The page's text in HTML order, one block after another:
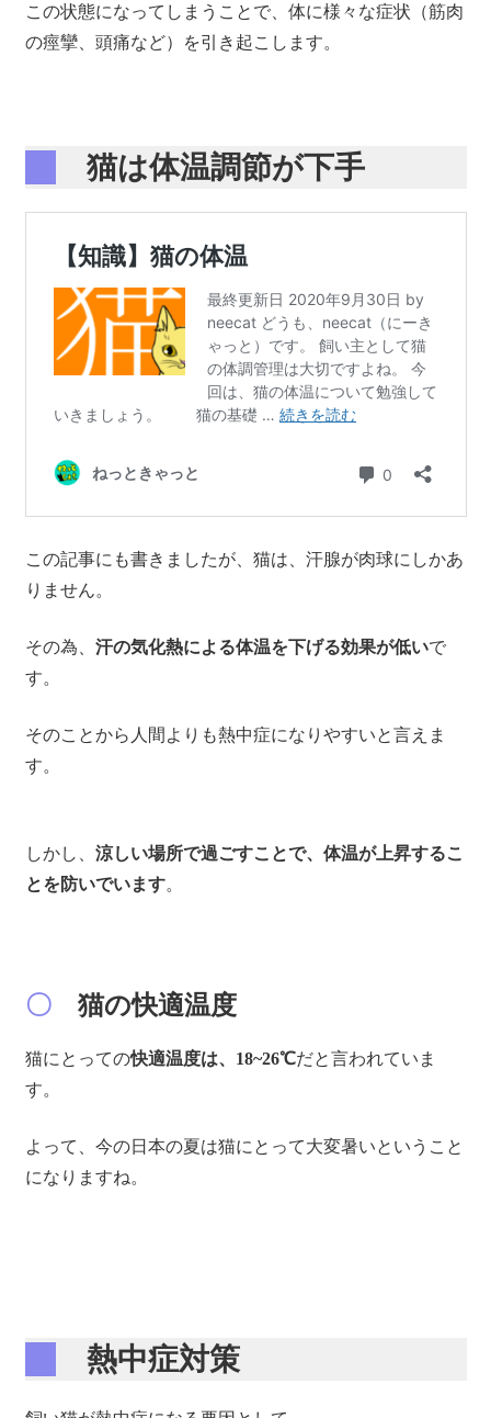
この状態になってしまうことで、体に様々な症状（筋肉
の痙攣、頭痛など）を引き起こします。
猫は体温調節が下手
この記事にも書きましたが、猫は、汗腺が肉球にしかあ
りません。
その為、 汗の気化熱による体温を下げる効果が低いで
す。
そのことから人間よりも熱中症になりやすいと言えま
す。
しかし、 涼しい場所で過ごすことで、体温が上昇するこ
とを防いでいます。
〇猫の快適温度
猫にとっての快適温度は、18~26℃だと言われていま
す。
よって、今の日本の夏は猫にとって大変暑いということ
になりますね。
熱中症対策